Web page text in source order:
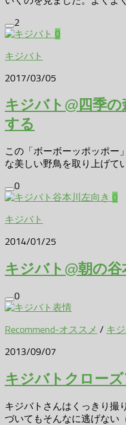
2
0
キジバト
2017/03/05
キジバト@四季
する
この「ボーボーッポッポー
な美しい野鳥を取り上げて
0
0
キジバト
2014/01/25
キジバト@朝の谷
0
Recommend-オススメ / キ
2013/09/07
キジバトクロー
キジバトさんはくっきり撮
づいてもそんなに逃げない